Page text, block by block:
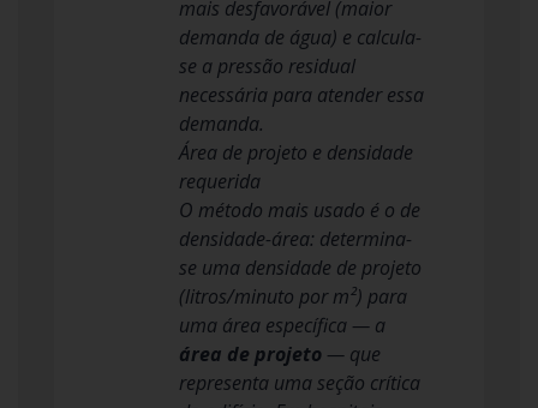
mais desfavorável (maior
demanda de água) e calcula-
se a pressão residual
necessária para atender essa
demanda.
Área de projeto e densidade
requerida
O método mais usado é o de
densidade-área: determina-
se uma densidade de projeto
(litros/minuto por m²) para
uma área específica — a
área de projeto — que
representa uma seção crítica